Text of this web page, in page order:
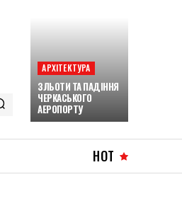
АРХІТЕКТУРА
ЗЛЬОТИ ТА ПАДІННЯ
ЧЕРКАСЬКОГО
АЕРОПОРТУ
HOT